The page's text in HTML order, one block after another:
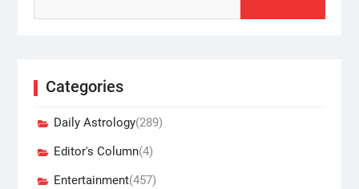
Categories
Daily Astrology(289)
Editor's Column(4)
Entertainment(457)